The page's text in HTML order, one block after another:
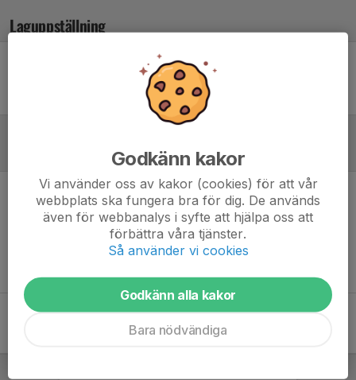
Laguppställning
Ingen uppställning ifylld
Inget referat skrivet
Godkänn kakor
Vi använder oss av kakor (cookies) för att vår
webbplats ska fungera bra för dig. De används
även för webbanalys i syfte att hjälpa oss att
förbättra våra tjänster.
Så använder vi cookies
Godkänn alla kakor
Bara nödvändiga